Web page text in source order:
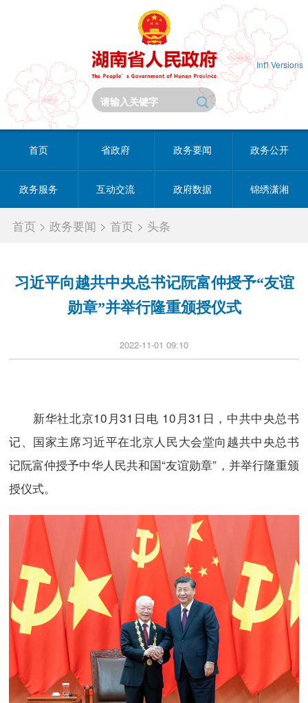
Int'l Versions
首页 省政府 政务要闻 政务公开
政务服务 互动交流 政府数据 锦绣潇湘
首页 >政务要闻 >首页 > 头条
习近平向越共中央总书记阮富仲授予“友谊
勋章”并举行隆重颁授仪式
2022-11-01 09:10
新华社北京10月31日电 10月31日，中共中央总书
记、国家主席习近平在北京人民大会堂向越共中央总书
记阮富仲授予中华人民共和国“友谊勋章”，并举行隆重颁
授仪式。